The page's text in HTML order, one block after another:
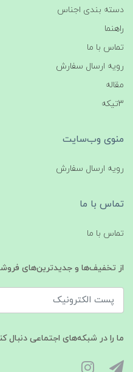
دسته بندی اجناس
راهنما
تماس با ما
رویه ارسال سفارش
مقاله
3تیکه
منوی وب‌سایت
رویه ارسال سفارش
تماس با ما
تماس با ما
از تخفیف‌ها و جدیدترین‌های
ما را در شبکه‌های اجتماعی دنبال